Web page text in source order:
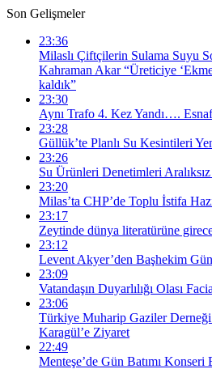
Son Gelişmeler
23:36
Milaslı Çiftçilerin Sulama Suyu
Kahraman Akar “Üreticiye
kaldık”
23:30
Aynı Trafo 4. Kez Yandı….
23:28
Güllük’te Planlı Su Kesintileri
23:26
Su Ürünleri Denetimleri
23:20
Milas’ta CHP’de Toplu İstifa
23:17
Zeytinde dünya literatürüne
23:12
Levent Akyer’den Başhekim
23:09
Vatandaşın Duyarlılığı Olası
23:06
Türkiye Muharip Gaziler
Karagül’e Ziyaret
22:49
Menteşe’de Gün Batımı Konseri